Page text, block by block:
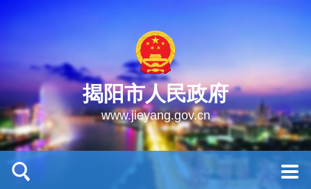
揭阳市人民政府
www.jieyang.gov.cn